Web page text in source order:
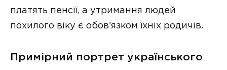
платять пенсії, а утримання людей
похилого віку є обов’язком їхніх родичів.
Примірний портрет українського